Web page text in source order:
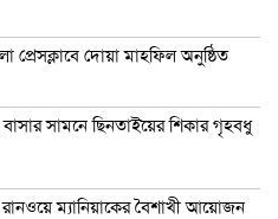
প্রেসক্লাবে দোয়া মাহফিল অনুষ্ঠিত
সামনে ছিনতাইয়ের শিকার গৃহবধু
রানওয়ে ম্যানিয়াকের বৈশাখী আয়োজন